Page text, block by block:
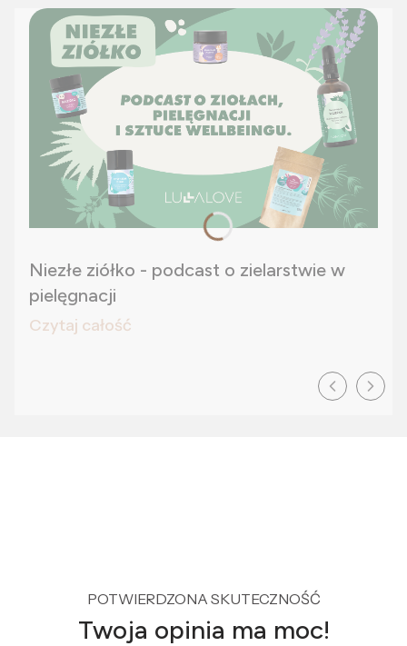
Niezłe ziółko - podcast o zielarstwie w
pielęgnacji
Czytaj całość
POTWIERDZONA SKUTECZNOŚĆ
Twoja opinia ma moc!